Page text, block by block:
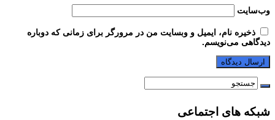
وب‌سایت
ذخیره نام، ایمیل و وبسایت من در مرورگر برای زمانی که دوباره
دیدگاهی می‌نویسم.
شبکه های اجتماعی